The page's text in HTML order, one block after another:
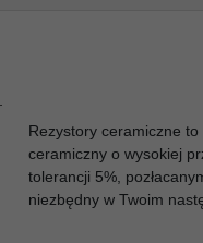
Rezystory ceramiczne
ceramiczny o wysokiej
tolerancji 5%,
niezbędny w Twoim